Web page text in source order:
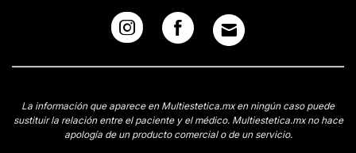
La información que aparece en Multiestetica.mx en ningún caso puede
sustituir la relación entre el paciente y el médico. Multiestetica.mx no hace
apología de un producto comercial o de un servicio.